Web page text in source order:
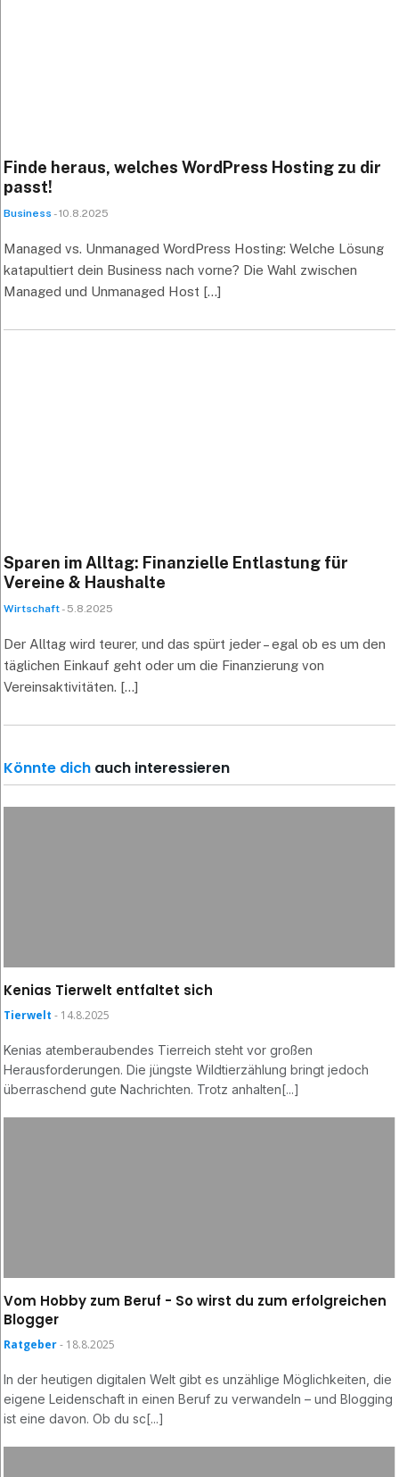
Finde heraus, welches WordPress Hosting zu dir
passt!
Business - 10.8.2025
Managed vs. Unmanaged WordPress Hosting: Welche Lösung
katapultiert dein Business nach vorne? Die Wahl zwischen
Managed und Unmanaged Host [...]
Sparen im Alltag: Finanzielle Entlastung für
Vereine & Haushalte
Wirtschaft- 5.8.2025
Der Alltag wird teurer, und das spürt jeder – egal ob es um den
täglichen Einkauf geht oder um die Finanzierung von
Vereinsaktivitäten. [...]
Könnte dich auch interessieren
Kenias Tierwelt entfaltet sich
Tierwelt - 14.8.2025
Kenias atemberaubendes Tierreich steht vor großen
Herausforderungen. Die jüngste Wildtierzählung bringt jedoch
überraschend gute Nachrichten. Trotz anhalten[...]
Vom Hobby zum Beruf - So wirst du zum erfolgreichen
Blogger
Ratgeber- 18.8.2025
In der heutigen digitalen Welt gibt es unzählige Möglichkeiten, die
eigene Leidenschaft in einen Beruf zu verwandeln – und Blogging
ist eine davon. Ob du sc[...]